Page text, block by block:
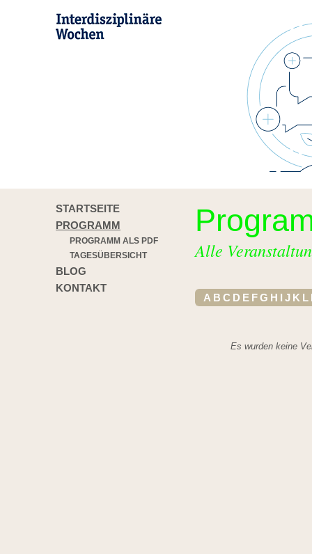
STARTSEITE
PROGRAMM
PROGRAMM ALS PDF
TAGESÜBERSICHT
BLOG
KONTAKT
Alle
A B C D E FG H I J K L
Es wurden keine